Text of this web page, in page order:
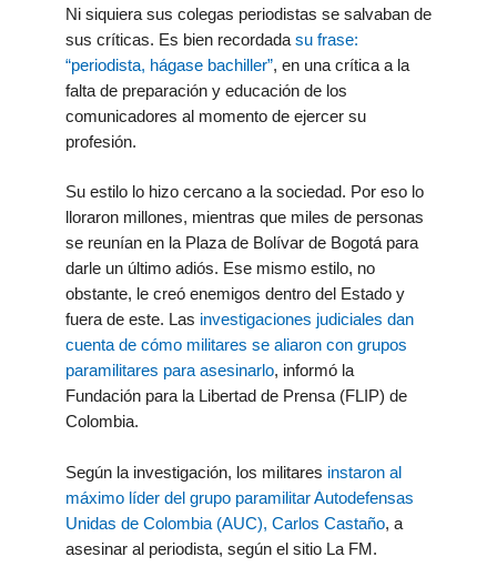
Ni siquiera sus colegas periodistas se salvaban de
sus críticas. Es bien recordada su frase:
“periodista, hágase bachiller”, en una crítica a la
falta de preparación y educación de los
comunicadores al momento de ejercer su
profesión.
Su estilo lo hizo cercano a la sociedad. Por eso lo
lloraron millones, mientras que miles de personas
se reunían en la Plaza de Bolívar de Bogotá para
darle un último adiós. Ese mismo estilo, no
obstante, le creó enemigos dentro del Estado y
fuera de este. Las investigaciones judiciales dan
cuenta de cómo militares se aliaron con grupos
paramilitares para asesinarlo, informó la
Fundación para la Libertad de Prensa (FLIP) de
Colombia.
Según la investigación, los militares instaron al
máximo líder del grupo paramilitar Autodefensas
Unidas de Colombia (AUC), Carlos Castaño, a
asesinar al periodista, según el sitio La FM.